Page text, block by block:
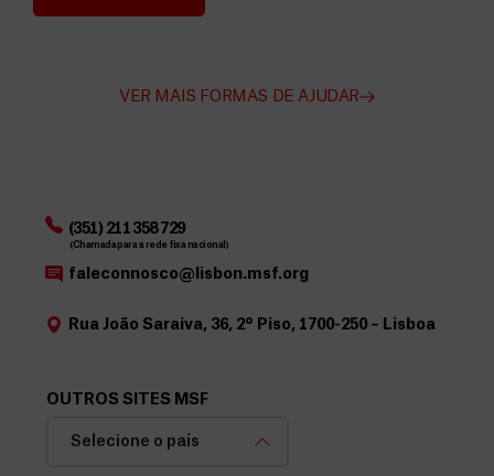
Angarie Fundos para a MSF
VER MAIS FORMAS DE AJUDAR
(351) 211 358 729
(Chamada para a rede fixa nacional)
faleconnosco@lisbon.msf.org
Rua João Saraiva, 36, 2º Piso, 1700-250 – Lisboa
OUTROS SITES MSF
Selecione o país